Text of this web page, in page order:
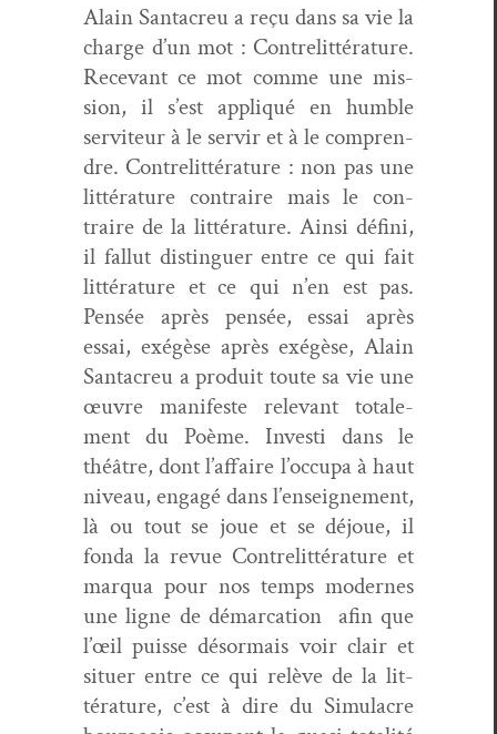
Alain San­tacreu a reçu dans sa vie la
charge d’un mot : Con­tre­lit­téra­ture.
Rece­vant ce mot comme une mis­
sion, il s’est appliqué en hum­ble
servi­teur à le servir et à le com­pren­
dre. Con­tre­lit­téra­ture : non pas une
lit­téra­ture con­traire mais le con­
traire de la lit­téra­ture. Ain­si défi­ni,
il fal­lut dis­tinguer entre ce qui fait
lit­téra­ture et ce qui n’en est pas.
Pen­sée après pen­sée, essai après
essai, exégèse après exégèse, Alain
San­tacreu a pro­duit toute sa vie une
œuvre man­i­feste rel­e­vant totale­
ment du Poème. Investi dans le
théâtre, dont l’af­faire l’oc­cu­pa à haut
niveau, engagé dans l’en­seigne­ment,
là ou tout se joue et se déjoue, il
fon­da la revue Con­tre­lit­téra­ture et
mar­qua pour nos temps mod­ernes
une ligne de démar­ca­tion afin que
l’œil puisse désor­mais voir clair et
situer entre ce qui relève de la lit­
téra­ture, c’est à dire du Sim­u­lacre